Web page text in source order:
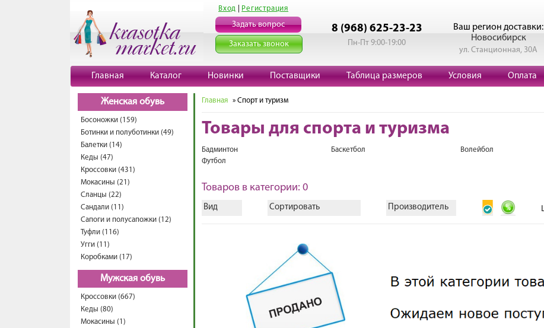
Вход Регистрация
Задать вопрос
Заказать звонок
8 (968) 625-23-23
Пн-Пт 9:00-19:00
Ваш регион доставки:
Новосибирск
ул. Станционная, 30А
Главная Каталог Новинки Поставщики Таблица размеров Условия Оплата
Женская обувь
Босоножки (159)
Ботинки и полуботинки (49)
Балетки (14)
Кеды (47)
Кроссовки (431)
Мокасины (21)
Сланцы (22)
Сандали (11)
Сапоги и полусапожки (12)
Туфли (116)
Угги (11)
Коробками (17)
Мужская обувь
Кроссовки (667)
Кеды (80)
Мокасины (1)
Главная » Спорт и туризм
Товары для спорта и туризма
Бадминтон Баскетбол Волейбол
Футбол
Товаров в категории: 0
Вид Сортировать Производитель